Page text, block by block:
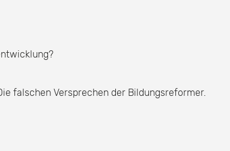
falschen Versprechen der Bildungsreformer.